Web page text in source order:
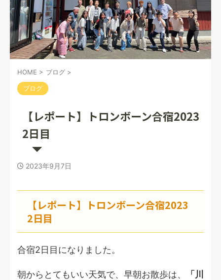
HOME > ブログ >
ブログ
【レポート】トロンボーン合宿2023
2日目
2023年9月7日
【レポート】トロンボーン合宿2023
2日目
合宿2日目になりました。
朝からとてもいい天気で、早朝お散歩は、
「川